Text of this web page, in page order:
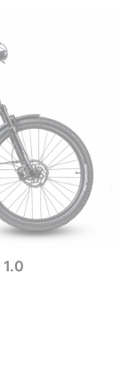
1.0